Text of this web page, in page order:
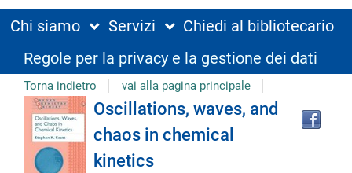
Chi siamo Servizi
Chiedi al bibliotecario
Regole per la privacy e la gestione dei dati
Torna indietro vai alla pagina principale
Dettaglio
del
Oscillations, waves, and
chaos in chemical
kinetics